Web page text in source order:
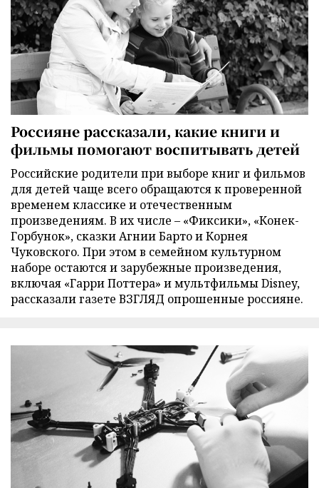
Россияне рассказали, какие книги и
фильмы помогают воспитывать детей
Российские родители при выборе книг и фильмов
для детей чаще всего обращаются к проверенной
временем классике и отечественным
произведениям. В их числе – «Фиксики», «Конек-
Горбунок», сказки Агнии Барто и Корнея
Чуковского. При этом в семейном культурном
наборе остаются и зарубежные произведения,
включая «Гарри Поттера» и мультфильмы Disney,
рассказали газете ВЗГЛЯД опрошенные россияне.